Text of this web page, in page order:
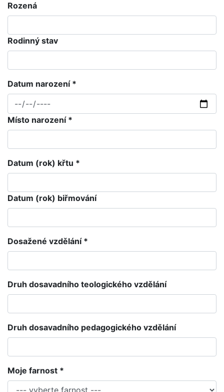
Rozená
Rodinný stav
Datum narození *
Místo narození *
Datum (rok) křtu *
Datum (rok) biřmování
Dosažené vzdělání *
Druh dosavadního teologického vzdělání
Druh dosavadního pedagogického vzdělání
Moje farnost *